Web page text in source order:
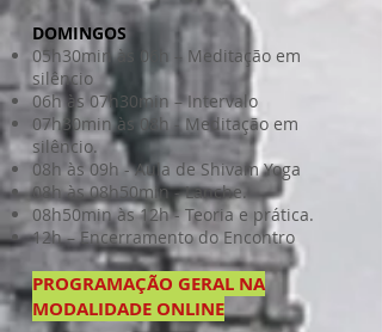
DOMINGOS
05h30min às 06h – Meditação em
silêncio
06h às 07h30min – Intervalo
07h30min às 08h - Meditação em
silêncio.
08h às 09h - Aula de Shivam Yoga
08h às 08h50min - Lanche.
08h50min às 12h - Teoria e prática.
12h – Encerramento do Encontro
PROGRAMAÇÃO GERAL NA
MODALIDADE ONLINE